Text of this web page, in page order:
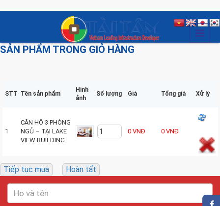
SẢN PHẨM TRONG GIỎ HÀNG
STT Tên sản phẩm
Hình
ảnh
Số lượng Giá Tổng giá Xử lý
1
CĂN HỘ 3 PHÒNG
NGỦ – TẠI LAKE
VIEW BUILDING
0 VNĐ 0 VNĐ